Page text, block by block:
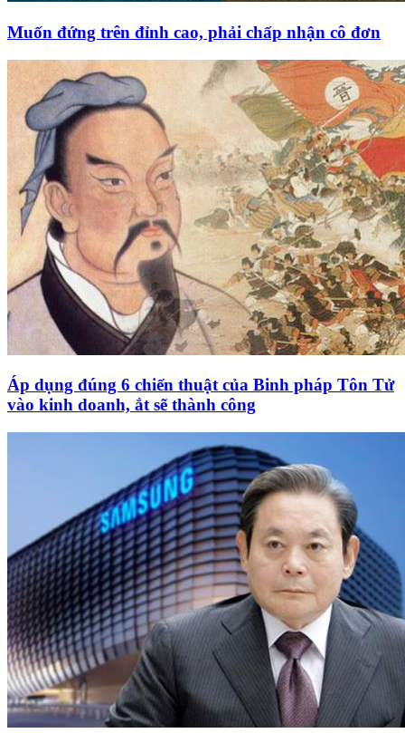
Muốn đứng trên đỉnh cao, phải chấp nhận cô đơn
Áp dụng đúng 6 chiến thuật của Binh pháp Tôn Tử
vào kinh doanh, ắt sẽ thành công